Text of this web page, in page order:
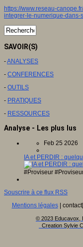
https://www.reseau-
integrer-le-numerique-dans-
SAVOIR(S)
-ANALYSES
- CONFERENCES
- OUTILS
- PRATIQUES
- RESSOURCES
Analyse - Les plus lus
Feb 25 2026
IA et PERDIR :
#Proviseur
Souscrire à ce flux RSS
Mentions légales|
© 2023 Educavox,
Creation Sylvie